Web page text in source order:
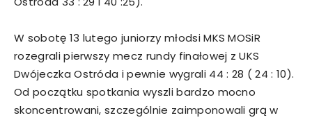
W sobotę 13 lutego juniorzy młodsi MKS MOSiR
rozegrali pierwszy mecz rundy finałowej z UKS
Dwójeczka Ostróda i pewnie wygrali 44 : 28 ( 24 : 10).
Od początku spotkania wyszli bardzo mocno
skoncentrowani, szczególnie zaimponowali grą w